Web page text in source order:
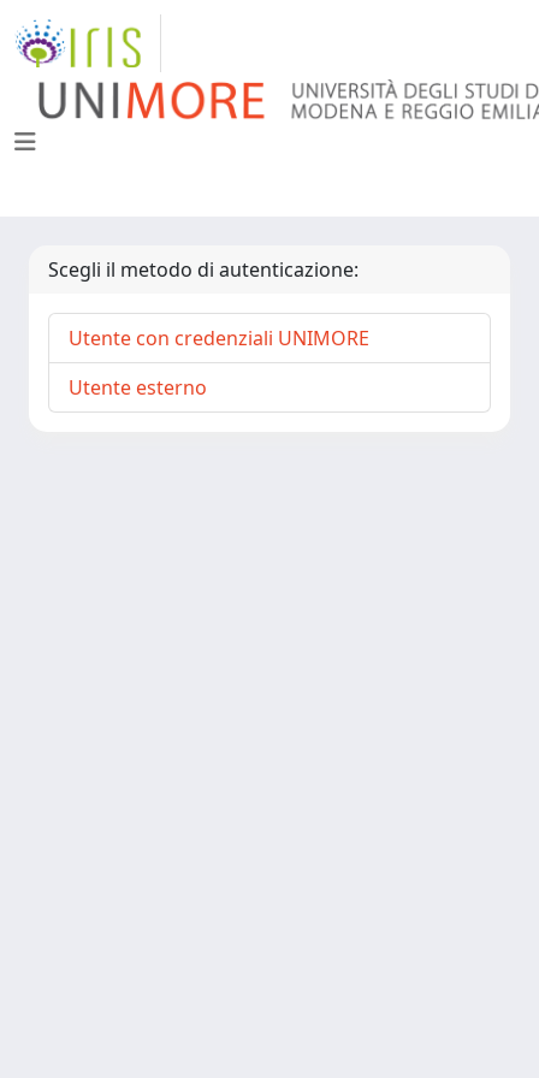
Scegli il metodo di autenticazione:
Utente con credenziali UNIMORE
Utente esterno